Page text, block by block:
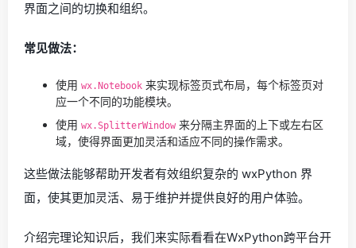
界面之间的切换和组织。
常见做法：
使用 wx.Notebook 来实现标签页式布局，每个标签页对
应一个不同的功能模块。
使用 wx.SplitterWindow 来分隔主界面的上下或左右区
域，使得界面更加灵活和适应不同的操作需求。
这些做法能够帮助开发者有效组织复杂的 wxPython 界
面，使其更加灵活、易于维护并提供良好的用户体验。
介绍完理论知识后，我们来实际看看在WxPython跨平台开